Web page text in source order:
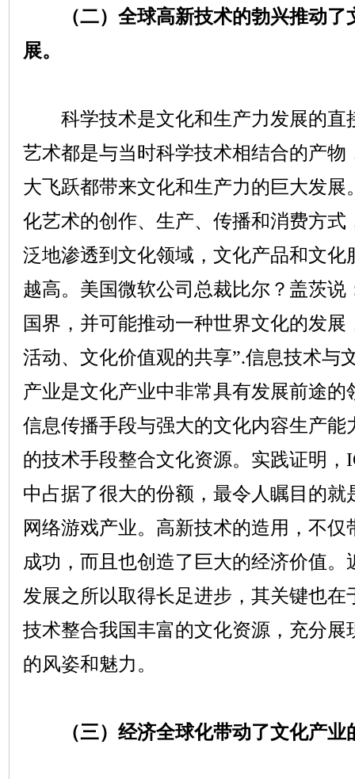
（二）全球高新技术的勃兴推动
展。
科学技术是文化和生产力发展的直
艺术都是与当时科学技术相结合的产物
大飞跃都带来文化和生产力的巨大发展
化艺术的创作、生产、传播和消费方式
泛地渗透到文化领域，文化产品和文化
越高。美国微软公司总裁比尔？盖茨说
国界，并可能推动一种世界文化的发
活动、文化价值观的共享”.信息技术与
产业是文化产业中非常具有发展前途的
信息传播手段与强大的文化内容生产能
的技术手段整合文化资源。实践证明，
中占据了很大的份额，最令人瞩目的就
网络游戏产业。高新技术的造用，不
成功，而且也创造了巨大的经济价值。
发展之所以取得长足进步，其关键也在
技术整合我国丰富的文化资源，充分展
的风姿和魅力。
（三）经济全球化带动了文化产